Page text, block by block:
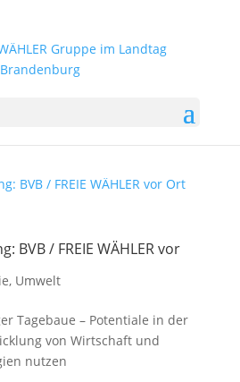
BVB / FREIE WÄHLER vor
, Umwelt
Tagebaue – Potentiale in der
von Wirtschaft und
nutzen